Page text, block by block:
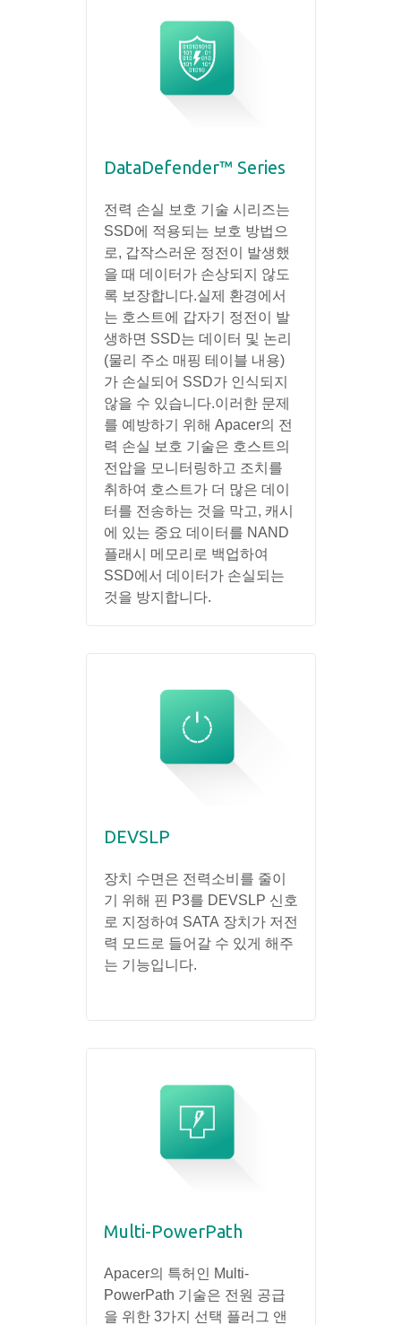
DataDefender™ Series
전력 손실 보호 기술 시리즈는
SSD에 적용되는 보호 방법으
로, 갑작스러운 정전이 발생했
을 때 데이터가 손상되지 않도
록 보장합니다.실제 환경에서
는 호스트에 갑자기 정전이 발
생하면 SSD는 데이터 및 논리
(물리 주소 매핑 테이블 내용)
가 손실되어 SSD가 인식되지
않을 수 있습니다.이러한 문제
를 예방하기 위해 Apacer의 전
력 손실 보호 기술은 호스트의
전압을 모니터링하고 조치를
취하여 호스트가 더 많은 데이
터를 전송하는 것을 막고, 캐시
에 있는 중요 데이터를 NAND
플래시 메모리로 백업하여
SSD에서 데이터가 손실되는
것을 방지합니다.
DEVSLP
장치 수면은 전력소비를 줄이
기 위해 핀 P3를 DEVSLP 신호
로 지정하여 SATA 장치가 저전
력 모드로 들어갈 수 있게 해주
는 기능입니다.
Multi-PowerPath
Apacer의 특허인 Multi-
PowerPath 기술은 전원 공급
을 위한 3가지 선택 플러그 앤